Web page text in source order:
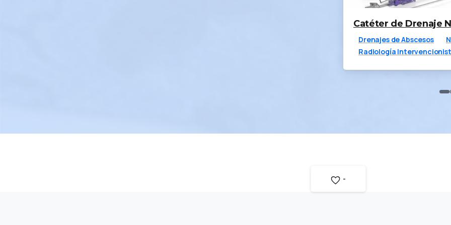
Catéter de Drenaje
Drenajes de Abscesos
Radiología
-